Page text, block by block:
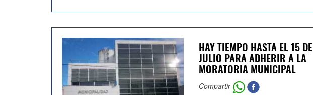
HAY TIEMPO HASTA EL 15 DE
JULIO PARA ADHERIR A LA
MORATORIA MUNICIPAL
Compartir